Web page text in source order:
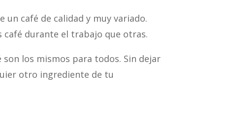
un café de calidad y muy variado.
café durante el trabajo que otras.
los mismos para todos. Sin dejar
otro ingrediente de tu